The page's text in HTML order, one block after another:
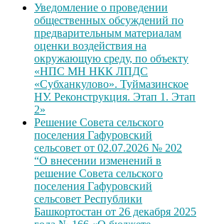
Уведомление о проведении
общественных обсуждений по
предварительным материалам
оценки воздействия на
окружающую среду, по объекту
«НПС МН НКК ЛПДС
«Субханкулово». Туймазинское
НУ. Реконструкция. Этап 1. Этап
2»
Решение Совета сельского
поселения Гафуровский
сельсовет от 02.07.2026 № 202
“О внесении изменений в
решение Совета сельского
поселения Гафуровский
сельсовет Республики
Башкортостан от 26 декабря 2025